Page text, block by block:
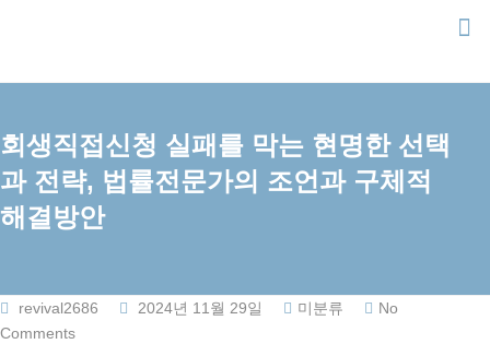
content
회생직접신청 실패를 막는 현명한 선택
과 전략, 법률전문가의 조언과 구체적
해결방안
revival2686 2024년 11월 29일 미분류
No
Comments